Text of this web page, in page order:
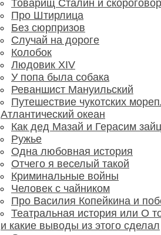
Товарищ Сталин и
Про Штирлица
Без сюрпризов
Случай на дороге
Колобок
Людовик XIV
У попа была собака
Реваншист Мануильский
Путешествие чукотских
Атлантический океан
Как дед Мазай и Герасим
Ружье
Одна любовная история
Отчего я веселый такой
Криминальные войны
Человек с чайником
Про Василия Копейкина и
Театральная история или О
и какие выводы из этого сделал